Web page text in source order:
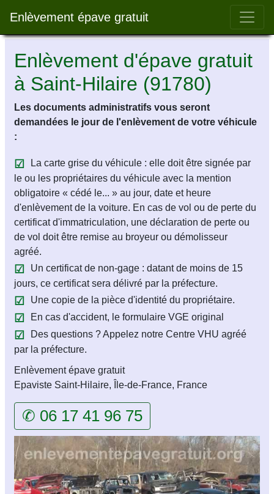
Enlèvement épave gratuit Bar
Enlèvement d'épave gratuit
à Saint-Hilaire (91780)
Les documents administratifs vous seront
demandées le jour de l'enlèvement de votre véhicule
:
La carte grise du véhicule : elle doit être signée par
le ou les propriétaires du véhicule avec la mention
obligatoire « cédé le... » au jour, date et heure
d'enlèvement de la voiture. En cas de vol ou de perte du
certificat d'immatriculation, une déclaration de perte ou
de vol doit être remise au broyeur ou démolisseur
agréé.
Un certificat de non-gage : datant de moins de 15
jours, ce certificat sera délivré par la préfecture.
Une copie de la pièce d'identité du propriétaire.
En cas d'accident, le formulaire VGE original
Des questions ? Appelez notre Centre VHU agréé
par la préfecture.
Enlèvement épave gratuit
Epaviste Saint-Hilaire, Île-de-France, France
✆ 06 17 41 96 75